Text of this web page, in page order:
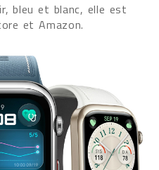
bleu et blanc, elle est
et Amazon.